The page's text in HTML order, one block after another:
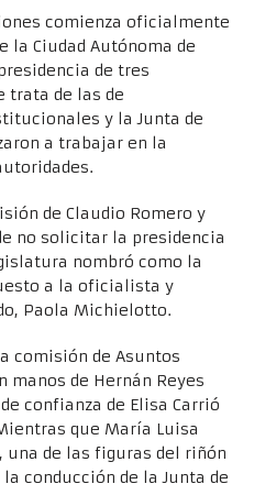
comienza oficialmente
la Ciudad Autónoma de
de tres
trata de las de
y la Junta de
a trabajar en la
de Claudio Romero y
no solicitar la presidencia
nombró como la
a la oficialista y
Paola Michielotto.
comisión de Asuntos
de Hernán Reyes
confianza de Elisa Carrió
que María Luisa
una de las figuras del riñón
conducción de la Junta de